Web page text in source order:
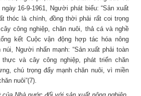
16-9-1961, Người phát biểu: “Sản xuất
thóc là chính, đồng thời phải rất coi trọng
công nghiệp, chăn nuôi, thả cá và nghề
kết Cuộc vận động hợp tác hóa nông
Người nhấn mạnh: “Sản xuất phải toàn
và cây công nghiệp, phát triển chăn
chú trọng đẩy mạnh chăn nuôi, vì miền
nuôi”(7).